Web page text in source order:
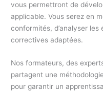
vous permettront de
applicable. Vous serez en
conformités, d’analyser
correctives adaptées.
Nos formateurs, des
partagent une
pour garantir un